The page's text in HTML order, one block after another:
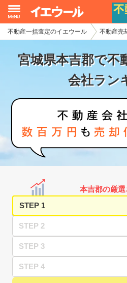
不動産一括査定のイエウール 不動産売
宮城県本吉郡で不
会社ラン
本吉郡の厳
STEP 1
STEP 2
STEP 3
STEP 4
イエウール加盟希望の不動産会
初めての方へ
不動産の売却・一括査定
家査定シミュレーター
お問い合わせ